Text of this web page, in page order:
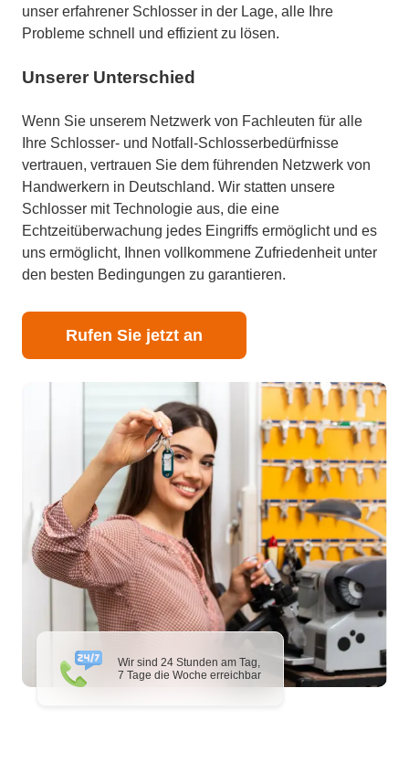
Wir sind 24 Stunden am Tag,
7 Tage die Woche erreichbar
unser erfahrener Schlosser in der Lage, alle Ihre
Probleme schnell und effizient zu lösen.
Unserer Unterschied
Wenn Sie unserem Netzwerk von Fachleuten für alle
Ihre Schlosser- und Notfall-Schlosserbedürfnisse
vertrauen, vertrauen Sie dem führenden Netzwerk von
Handwerkern in Deutschland. Wir statten unsere
Schlosser mit Technologie aus, die eine
Echtzeitüberwachung jedes Eingriffs ermöglicht und es
uns ermöglicht, Ihnen vollkommene Zufriedenheit unter
den besten Bedingungen zu garantieren.
Rufen Sie jetzt an